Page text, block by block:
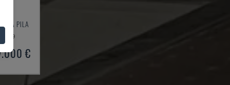
PILA
1999
€